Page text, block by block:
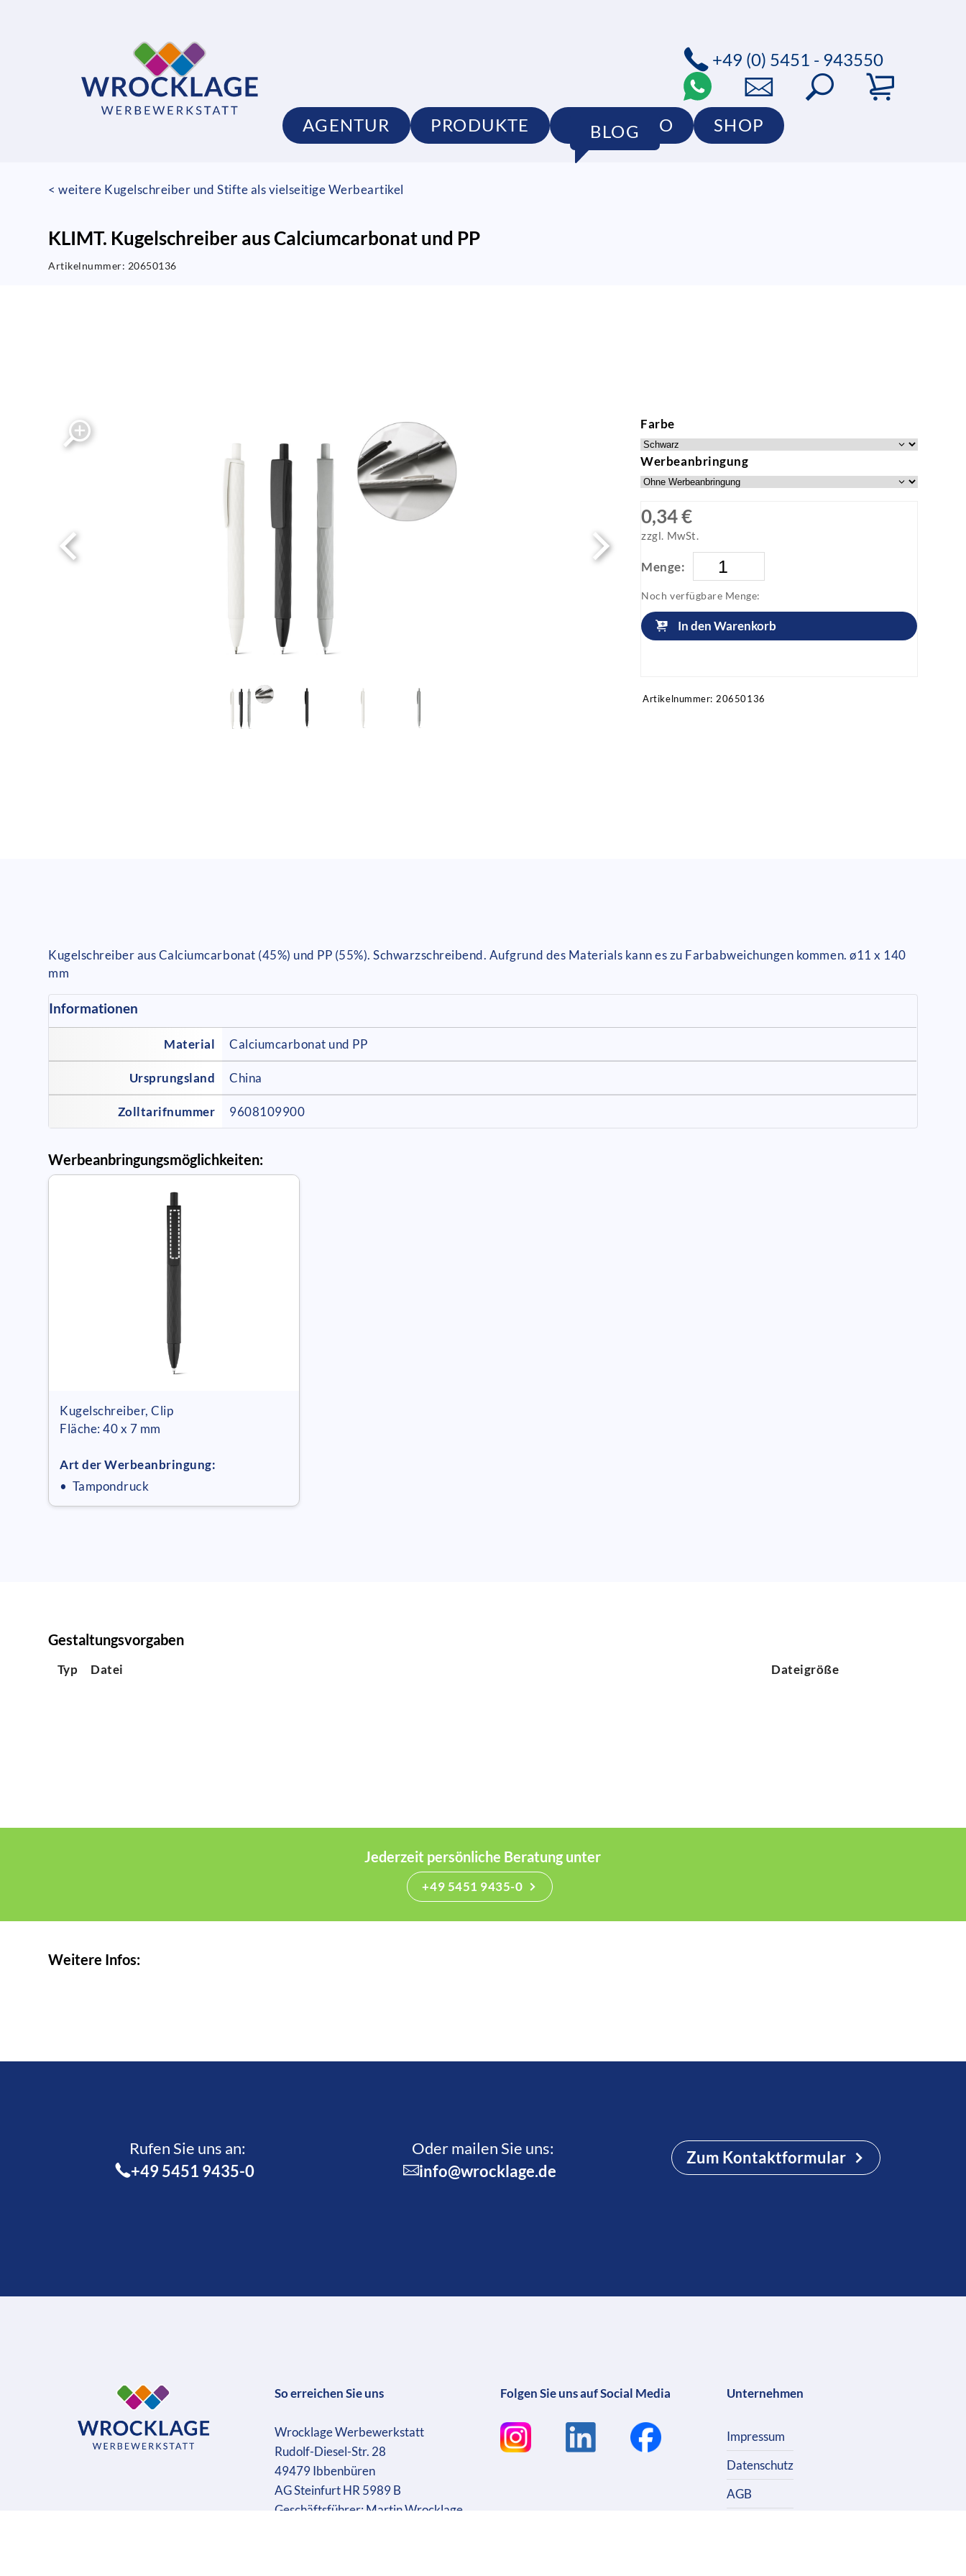
AGENTUR PRODUKTE PORTFOLIO SHOP
BLOG
+49 (0) 5451 - 943550
< weitere Kugelschreiber und Stifte als vielseitige Werbeartikel
KLIMT. Kugelschreiber aus Calciumcarbonat und PP
Artikelnummer: 20650136
Farbe
Werbeanbringung
0,34 €
zzgl. MwSt.
Menge:
Noch verfügbare Menge:
In den Warenkorb
Artikelnummer: 20650136
Kugelschreiber aus Calciumcarbonat (45%) und PP (55%). Schwarzschreibend. Aufgrund des Materials kann es zu Farbabweichungen kommen. ø11 x 140
mm
Informationen
Material Calciumcarbonat und PP
Ursprungsland China
Zolltarifnummer 9608109900
Werbeanbringungsmöglichkeiten:
Kugelschreiber, Clip
Fläche: 40 x 7 mm
Art der Werbeanbringung:
• Tampondruck
Gestaltungsvorgaben
Typ Datei Dateigröße
Jederzeit persönliche Beratung unter
+49 5451 9435-0
Weitere Infos:
Rufen Sie uns an:­
+49 5451 9435-0
Oder mailen Sie uns:
info@wrocklage.de
Zum Kontaktformular
So erreichen Sie uns
Wrocklage Werbewerkstatt
Rudolf-Diesel-Str. 28
49479 Ibbenbüren
AG Steinfurt HR 5989 B
Geschäftsführer: Martin Wrocklage
Folgen Sie uns auf Social Media Unternehmen
Impressum
Datenschutz
AGB